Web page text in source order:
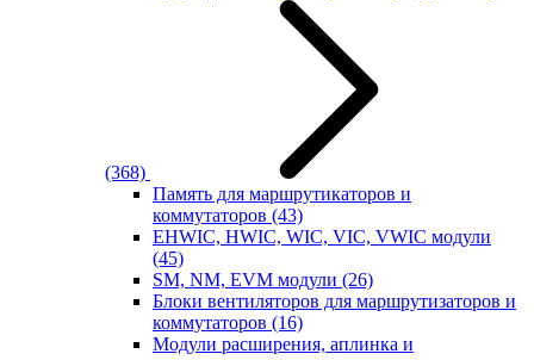
(368)
Память для маршрутикаторов и
коммутаторов (43)
EHWIC, HWIC, WIC, VIC, VWIC модули
(45)
SM, NM, EVM модули (26)
Блоки вентиляторов для маршрутизаторов и
коммутаторов (16)
Модули расширения, аплинка и